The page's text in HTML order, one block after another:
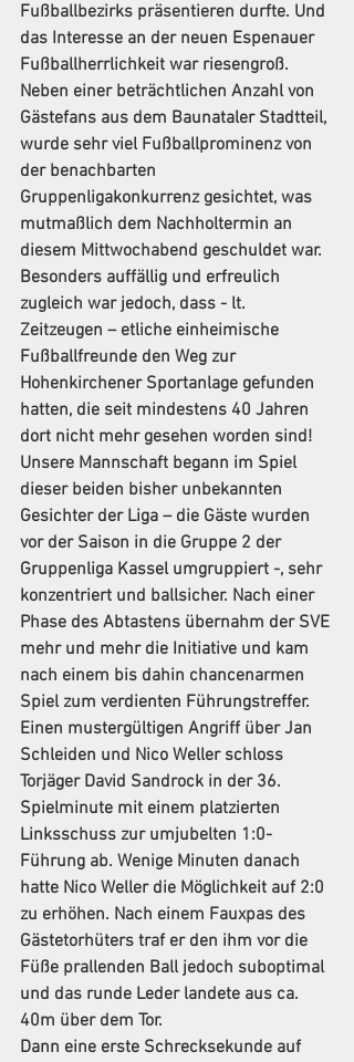
Fußballbezirks präsentieren durfte. Und
das Interesse an der neuen Espenauer
Fußballherrlichkeit war riesengroß.
Neben einer beträchtlichen Anzahl von
Gästefans aus dem Baunataler Stadtteil,
wurde sehr viel Fußballprominenz von
der benachbarten
Gruppenligakonkurrenz gesichtet, was
mutmaßlich dem Nachholtermin an
diesem Mittwochabend geschuldet war.
Besonders auffällig und erfreulich
zugleich war jedoch, dass - lt.
Zeitzeugen – etliche einheimische
Fußballfreunde den Weg zur
Hohenkirchener Sportanlage gefunden
hatten, die seit mindestens 40 Jahren
dort nicht mehr gesehen worden sind!
Unsere Mannschaft begann im Spiel
dieser beiden bisher unbekannten
Gesichter der Liga – die Gäste wurden
vor der Saison in die Gruppe 2 der
Gruppenliga Kassel umgruppiert -, sehr
konzentriert und ballsicher. Nach einer
Phase des Abtastens übernahm der SVE
mehr und mehr die Initiative und kam
nach einem bis dahin chancenarmen
Spiel zum verdienten Führungstreffer.
Einen mustergültigen Angriff über Jan
Schleiden und Nico Weller schloss
Torjäger David Sandrock in der 36.
Spielminute mit einem platzierten
Linksschuss zur umjubelten 1:0-
Führung ab. Wenige Minuten danach
hatte Nico Weller die Möglichkeit auf 2:0
zu erhöhen. Nach einem Fauxpas des
Gästetorhüters traf er den ihm vor die
Füße prallenden Ball jedoch suboptimal
und das runde Leder landete aus ca.
40m über dem Tor.
Dann eine erste Schrecksekunde auf